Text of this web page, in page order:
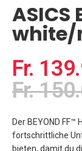
ASICS
white/
Fr.
Fr.
Der BEYOND
fortschrittliche
bieten, damit du